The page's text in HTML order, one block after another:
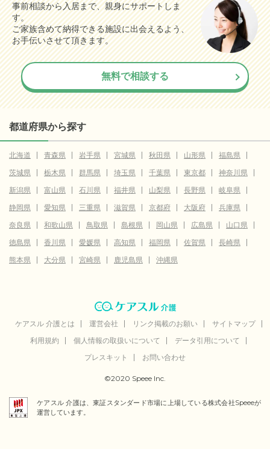
事前相談から入居まで、親身にサポートしま
す。
ご家族含めて納得できる施設に出会えるよう、
お手伝いさせて頂きます。
無料で相談する
都道府県から探す
北海道 青森県 岩手県 宮城県 秋田県 山形県
福島県
茨城県
栃木県 群馬県 埼玉県 千葉県 東京都
神奈川県
新潟県
富山県 石川県 福井県 山梨県 長野県
岐阜県
静岡県
愛知県 三重県 滋賀県 京都府 大阪府
兵庫県
奈良県
和歌山県 鳥取県 島根県 岡山県 広島県
山口県
徳島県
香川県 愛媛県 高知県 福岡県 佐賀県
長崎県
熊本県
大分県 宮崎県 鹿児島県 沖縄県
ケアスル 介護とは 運営会社 リンク掲載のお願い
サイトマップ
利用規約
個人情報の取扱いについて
データ引用について
プレスキット
お問い合わせ
©2020 Speee Inc.
ケアスル 介護は、東証スタンダード市場に上場している株式会社Speeeが
運営しています。